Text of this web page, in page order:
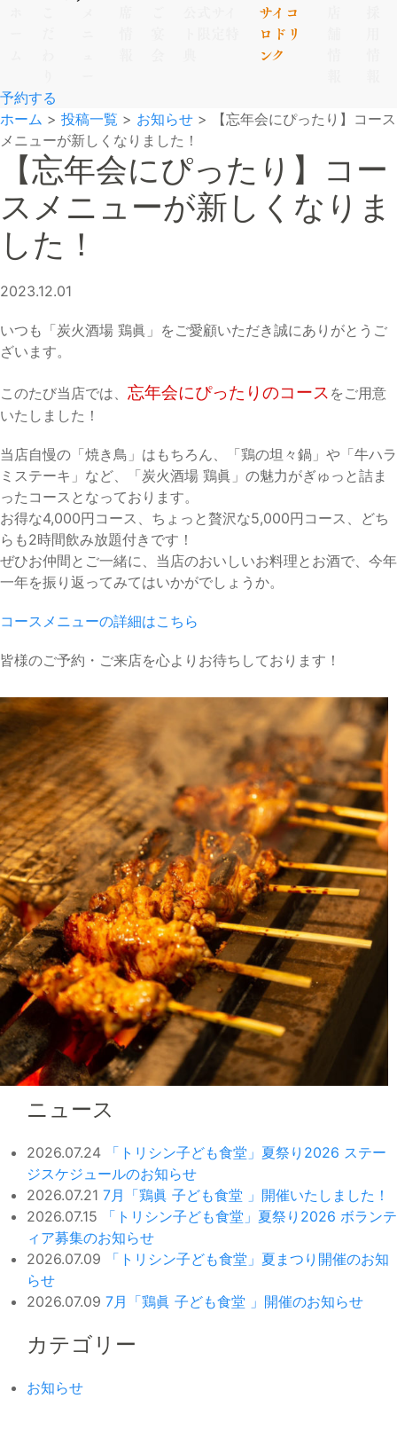
サイコ
ロドリ
ンク
予約する
ホーム > 投稿一覧 > お知らせ >
【忘年会にぴったり】コース
メニューが新しくなりました！
【忘年会にぴったり】コー
スメニューが新しくなりま
した！
2023.12.01
いつも「炭火酒場 鶏眞」をご愛顧いただき誠にありがとうご
ざいます。
このたび当店では、 忘年会にぴったりのコース をご用意
いたしました！
当店自慢の「焼き鳥」はもちろん、「鶏の坦々鍋」や「牛ハラ
ミステーキ」など、「炭火酒場 鶏眞」の魅力がぎゅっと詰ま
ったコースとなっております。
お得な4,000円コース、ちょっと贅沢な5,000円コース、どち
らも2時間飲み放題付きです！
ぜひお仲間とご一緒に、当店のおいしいお料理とお酒で、今年
一年を振り返ってみてはいかがでしょうか。
コースメニューの詳細はこちら
皆様のご予約・ご来店を心よりお待ちしております！
ニュース
2026.07.24
「トリシン子ども食堂」夏祭り2026 ステー
ジスケジュールのお知らせ
2026.07.21 7月「鶏眞 子ども食堂 」開催いたしました！
2026.07.15
「トリシン子ども食堂」夏祭り2026 ボランテ
ィア募集のお知らせ
2026.07.09
「トリシン子ども食堂」夏まつり開催のお知
らせ
2026.07.09 7月「鶏眞 子ども食堂 」開催のお知らせ
カテゴリー
お知らせ